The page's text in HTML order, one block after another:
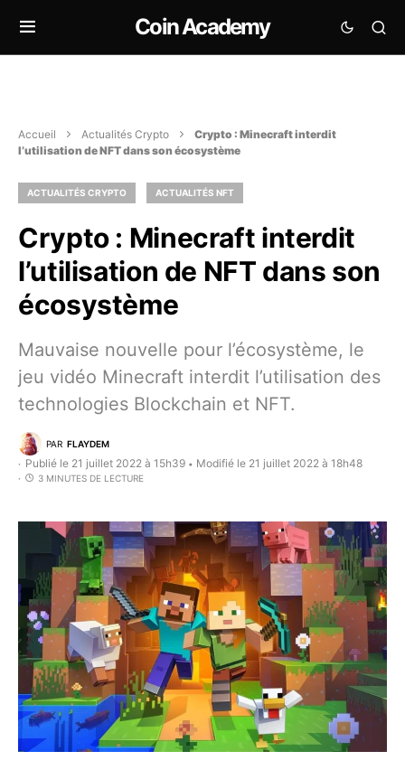
Coin Academy
Accueil Actualités Crypto
Crypto : Minecraft interdit
l’utilisation de NFT dans son écosystème
ACTUALITÉS CRYPTO ACTUALITÉS NFT
Crypto : Minecraft interdit
l’utilisation de NFT dans son
écosystème
Mauvaise nouvelle pour l’écosystème, le
jeu vidéo Minecraft interdit l’utilisation des
technologies Blockchain et NFT.
PAR FLAYDEM
Publié le 21 juillet 2022 à 15h39 • Modifié le 21 juillet 2022 à 18h48
3 MINUTES DE LECTURE